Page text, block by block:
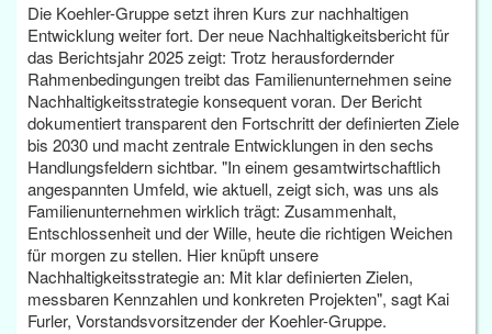
Die Koehler-Gruppe setzt ihren Kurs zur nachhaltigen
Entwicklung weiter fort. Der neue Nachhaltigkeitsbericht für
das Berichtsjahr 2025 zeigt: Trotz herausfordernder
Rahmenbedingungen treibt das Familienunternehmen seine
Nachhaltigkeitsstrategie konsequent voran. Der Bericht
dokumentiert transparent den Fortschritt der definierten Ziele
bis 2030 und macht zentrale Entwicklungen in den sechs
Handlungsfeldern sichtbar. "In einem gesamtwirtschaftlich
angespannten Umfeld, wie aktuell, zeigt sich, was uns als
Familienunternehmen wirklich trägt: Zusammenhalt,
Entschlossenheit und der Wille, heute die richtigen Weichen
für morgen zu stellen. Hier knüpft unsere
Nachhaltigkeitsstrategie an: Mit klar definierten Zielen,
messbaren Kennzahlen und konkreten Projekten", sagt Kai
Furler, Vorstandsvorsitzender der Koehler-Gruppe.